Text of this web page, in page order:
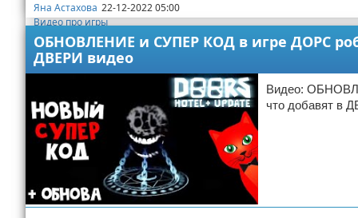
Яна Астахова 22-12-2022 05:00
Видео про игры
ОБНОВЛЕНИЕ и СУПЕР КОД в игре ДОРС
ДВЕРИ видео
Видео:
что добавят в